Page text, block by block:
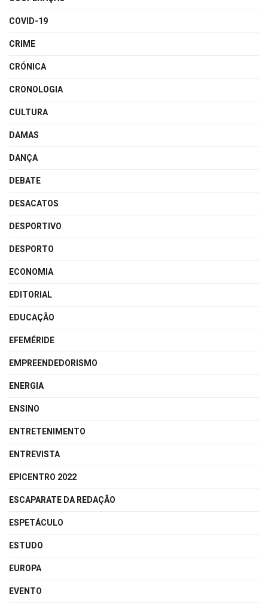
COVID-19
CRIME
CRÓNICA
CRONOLOGIA
CULTURA
DAMAS
DANÇA
DEBATE
DESACATOS
DESPORTIVO
DESPORTO
ECONOMIA
EDITORIAL
EDUCAÇÃO
EFEMÉRIDE
EMPREENDEDORISMO
ENERGIA
ENSINO
ENTRETENIMENTO
ENTREVISTA
EPICENTRO 2022
ESCAPARATE DA REDAÇÃO
ESPETÁCULO
ESTUDO
EUROPA
EVENTO